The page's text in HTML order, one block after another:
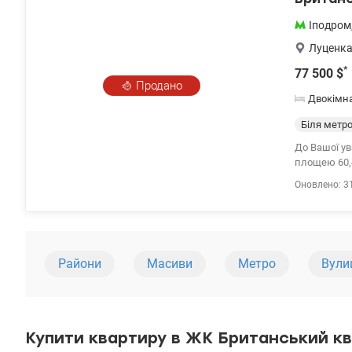
Продано
Іподром
77 500 $*
Біля метро
До Вашої
площею
Оновлено:
Райони Масиви Метро
Купити квартиру в ЖК Британський